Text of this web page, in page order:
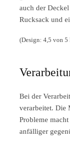
auch der
Rucksack und
(Design: 4,5 von 5
Bei der
verarbeitet. Die
Probleme
anfälliger